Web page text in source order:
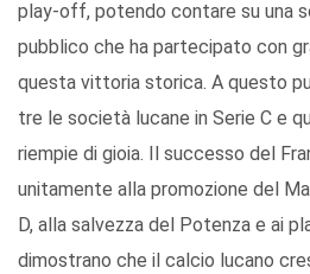
play-off, potendo contare su una
pubblico che ha partecipato con
questa vittoria storica. A questo
tre le società lucane in Serie C e
riempie di gioia. Il successo del
unitamente alla promozione del
D, alla salvezza del Potenza e ai
dimostrano che il calcio lucano